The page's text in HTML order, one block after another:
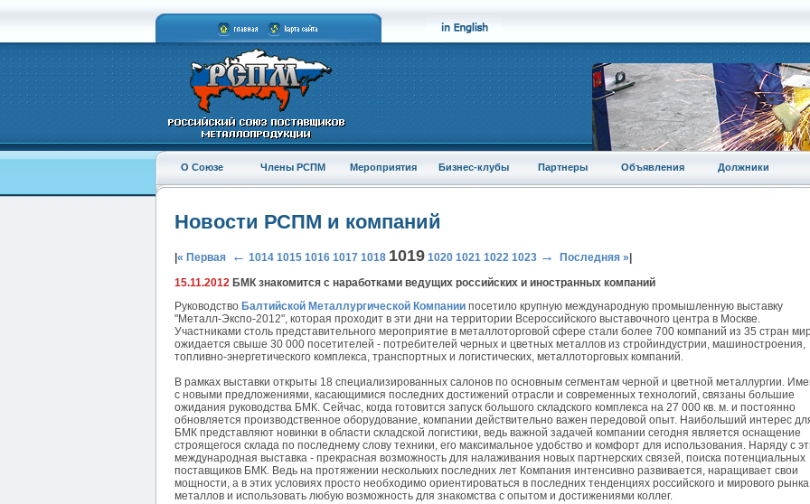
О Союзе Члены РСПМ Мероприятия Бизнес-клубы Партнеры Объявления Должники
Новости РСПМ и компаний
« Первая ← 1014 1015 1016 1017 1018 1019 1020 1021 1022 1023 → Последняя »
15.11.2012 БМК знакомится с наработками ведущих российских и иностранных компаний
Руководство Балтийской Металлургической Компании посетило крупную международную промышленную выставку
"Металл-Экспо-2012", которая проходит в эти дни на территории Всероссийского выставочного центра в Москве.
Участниками столь представительного мероприятие в металлоторговой сфере стали более 700 компаний из 35 стран
ожидается свыше 30 000 посетителей - потребителей черных и цветных металлов из стройиндустрии, машиностроения,
топливно-энергетического комплекса, транспортных и логистических, металлоторговых компаний.
В рамках выставки открыты 18 специализированных салонов по основным сегментам черной и цветной металлургии.
с новыми предложениями, касающимися последних достижений отрасли и современных технологий, связаны большие
ожидания руководства БМК. Сейчас, когда готовится запуск большого складского комплекса на 27 000 кв. м. и постоянно
обновляется производственное оборудование, компании действительно важен передовой опыт. Наибольший интерес
БМК представляют новинки в области складской логистики, ведь важной задачей компании сегодня является оснащение
строящегося склада по последнему слову техники, его максимальное удобство и комфорт для использования. Наряду с
международная выставка - прекрасная возможность для налаживания новых партнерских связей, поиска потенциальных
поставщиков БМК. Ведь на протяжении нескольких последних лет Компания интенсивно развивается, наращивает свои
мощности, а в этих условиях просто необходимо ориентироваться в последних тенденциях российского и мирового рынка
металлов и использовать любую возможность для знакомства с опытом и достижениями коллег.